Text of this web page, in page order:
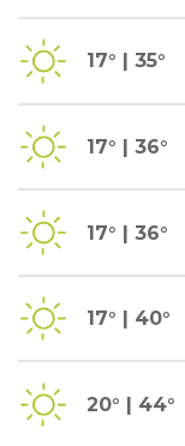
17° | 35°
17° | 36°
17° | 36°
17° | 40°
20° | 44°